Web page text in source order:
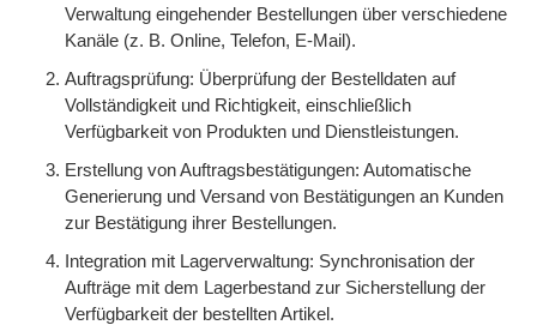
Verwaltung eingehender Bestellungen über verschiedene
Kanäle (z. B. Online, Telefon, E-Mail).
Auftragsprüfung: Überprüfung der Bestelldaten auf
Vollständigkeit und Richtigkeit, einschließlich
Verfügbarkeit von Produkten und Dienstleistungen.
Erstellung von Auftragsbestätigungen: Automatische
Generierung und Versand von Bestätigungen an Kunden
zur Bestätigung ihrer Bestellungen.
Integration mit Lagerverwaltung: Synchronisation der
Aufträge mit dem Lagerbestand zur Sicherstellung der
Verfügbarkeit der bestellten Artikel.